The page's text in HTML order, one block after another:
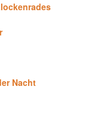
Nacht